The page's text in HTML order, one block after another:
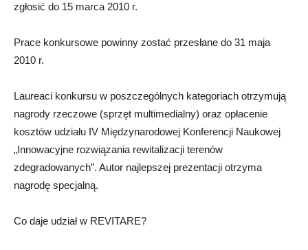
zgłosić do 15 marca 2010 r.
Prace konkursowe powinny zostać przesłane do 31 maja
2010 r.
Laureaci konkursu w poszczególnych kategoriach otrzymują
nagrody rzeczowe (sprzęt multimedialny) oraz opłacenie
kosztów udziału IV Międzynarodowej Konferencji Naukowej
„Innowacyjne rozwiązania rewitalizacji terenów
zdegradowanych”. Autor najlepszej prezentacji otrzyma
nagrodę specjalną.
Co daje udział w REVITARE?